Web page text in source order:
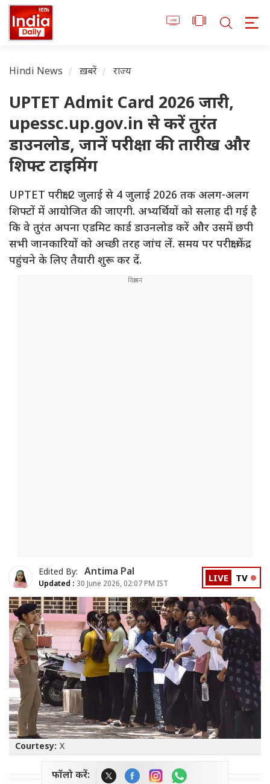
Hindi News ख़बरें राज्य
UPTET Admit Card 2026 जारी,
upessc.up.gov.in से करें तुरंत
डाउनलोड, जानें परीक्षा की तारीख और
शिफ्ट टाइमिंग
UPTET परीक्षा 2 जुलाई से 4 जुलाई 2026 तक अलग-अलग
शिफ्टों में आयोजित की जाएगी. अभ्यर्थियों को सलाह दी गई है
कि वे तुरंत अपना एडमिट कार्ड डाउनलोड करें और उसमें छपी
सभी जानकारियों को अच्छी तरह जांच लें. समय पर परीक्षा केंद्र
पहुंचने के लिए तैयारी शुरू कर दें.
Edited By: Antima Pal
Updated : 30 June 2026, 02:07 PM IST LIVE TV
Courtesy: X
फॉलो करें: